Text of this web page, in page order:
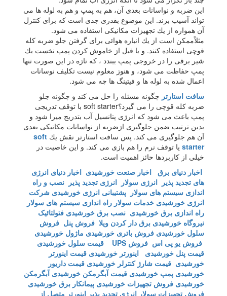
این ضربه و نواسانات بعدی آن، هم به پمپ و هم به لوله ها می
تواند آسیب بزند. این موضوع بقدری جدی است كه برای كنترل
آن همواره از یك تجهیزات مكانیكی استفاده می شود.
مثلاًممكن است از یك انباره هوائی برای گرفتن جلو ضربه كله
قوچی استفاده كنند. و یا قبل از خاموش كردن پمپ نخست یك
شیر برقی را در خروجی پمپ ببندد ، كه تازه در این صورت تنها
پمپ حفاظت می شود، و هنوز معلوم نیست تكلیف نوسانات
اعمال شده به لوله ها و فیتینگ ها چه می شود.
سافت استارتر چگونه مسئله را حل می كند و چگونه جلو
ضربه كله قوچی را می گیرد؟soft starter با توقف تدریجی
پمپ باعث می شود كه انرژی پتانسیل آب بتدریج میرا شود و
بدین ترتیب ضمن جلوگیری ازضربه از نواسانات مكانیكی بعدی
آن هم جلوگیری می كند. پس سافت استارتر نقش یك soft
starter یا توقف نرم را هم بازی می كند. و این خاصیت در
خیلی از كاربردها حائز اهمیت است.
اخبار دنیای برق اخبار صنعت خورشیدی اخبار دنیای انرژی
های تجدید پذیر انرژی سولار انرژی تجدید پذیر نصب و راه
اندازی سیستم های سولار پشتیبانی انرژی خورشیدی شرکت
انرژی خورشیدی خدمات سولار راه اندازی سیستم های سولار
راه اندازی برق خورشیدی نصب برق خورشیدی فتولتائیک
نیروگاه خورشیدی برق دار کردن ویلا فروش پنل فروش
سلول خورشیدی فروش باتری خورشیدی ماژول خورشیدی
فروش یو پی اس فروش UPS
قیمت سلول خورشیدی
قیمت پنل خورشیدی
اینورتر خورشیدی قیمت اینورتر
خورشیدی قیمت شارژ کنترلر خورشیدی قیمت داریور
خورشیدی پمپ خورشیدی قیمت آبگرمکن خورشیدی آبگرمکن
خورشیدی فروش تجهیزات خورشیدی پیمانکار برق خورشیدی
فروش تجهیزات سولار انرژی تجدید پذیر اینورتر متصل از